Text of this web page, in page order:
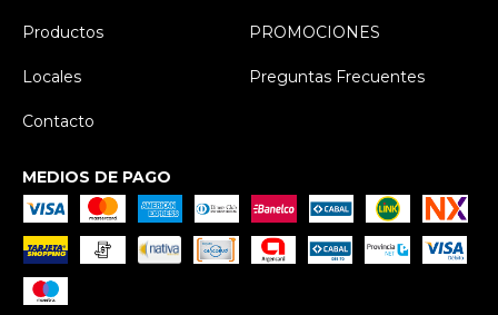
Productos PROMOCIONES
Locales Preguntas Frecuentes
Contacto
MEDIOS DE PAGO